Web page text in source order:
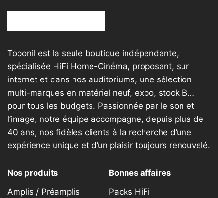
Toponil est la seule boutique indépendante,
spécialisée HiFi Home-Cinéma, proposant, sur
internet et dans nos auditoriums, une sélection
multi-marques en matériel neuf, expo, stock B…
pour tous les budgets. Passionnée par le son et
l’image, notre équipe accompagne, depuis plus de
40 ans, nos fidèles clients à la recherche d’une
expérience unique et d’un plaisir toujours renouvelé.
Nos produits
Amplis / Préamplis
Bonnes affaires
Packs HiFi